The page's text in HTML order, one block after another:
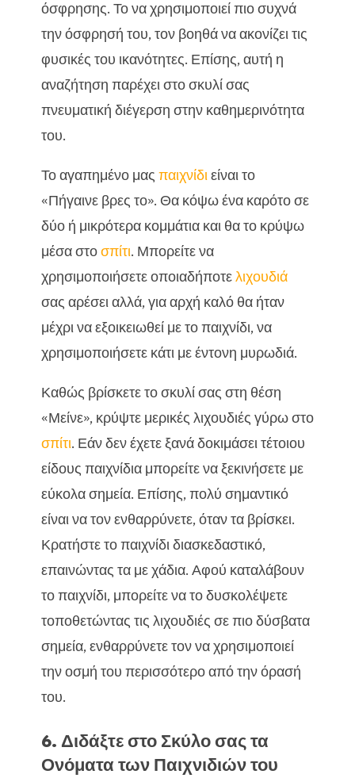
όσφρησης. Το να χρησιμοποιεί πιο συχνά
την όσφρησή του, τον βοηθά να ακονίζει τις
φυσικές του ικανότητες. Επίσης, αυτή η
αναζήτηση παρέχει στο σκυλί σας
πνευματική διέγερση στην καθημερινότητα
του.
Το αγαπημένο μας παιχνίδιείναι το
«Πήγαινε βρες το». Θα κόψω ένα καρότο σε
δύο ή μικρότερα κομμάτια και θα το κρύψω
μέσα στοσπίτι. Μπορείτε να
χρησιμοποιήσετε οποιαδήποτελιχουδιά
σας αρέσει αλλά, για αρχή καλό θα ήταν
μέχρι να εξοικειωθεί με το παιχνίδι, να
χρησιμοποιήσετε κάτι με έντονη μυρωδιά.
Καθώς βρίσκετε το σκυλί σας στη θέση
«Μείνε», κρύψτε μερικές λιχουδιές γύρω στο
σπίτι. Εάν δεν έχετε ξανά δοκιμάσει τέτοιου
είδους παιχνίδια μπορείτε να ξεκινήσετε με
εύκολα σημεία. Επίσης, πολύ σημαντικό
είναι να τον ενθαρρύνετε, όταν τα βρίσκει.
Κρατήστε το παιχνίδι διασκεδαστικό,
επαινώντας τα με χάδια. Αφού καταλάβουν
το παιχνίδι, μπορείτε να το δυσκολέψετε
τοποθετώντας τις λιχουδιές σε πιο δύσβατα
σημεία, ενθαρρύνετε τον να χρησιμοποιεί
την οσμή του περισσότερο από την όρασή
του.
6. Διδάξτε στο Σκύλο σας τα
Ονόματα των Παιχνιδιών του